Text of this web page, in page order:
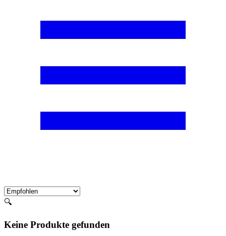
🔍
Keine Produkte gefunden